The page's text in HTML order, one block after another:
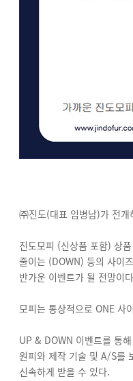
㈜진도(대표 임병남)가 전
진도모피 (신상품 포함) 상
줄이는 (DOWN) 등의 사이
반가운 이벤트가 될 전망이다
모피는 통상적으로 ONE 사
UP & DOWN 이벤트를 통
원피와 제작 기술 및 A/S를
신속하게 받을 수 있다.